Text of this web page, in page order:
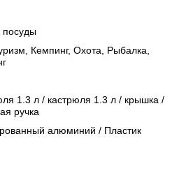
посуды
Кемпинг, Охота, Рыбалка,
1.3 л / кастрюля 1.3 л / крышка /
ручка
алюминий / Пластик